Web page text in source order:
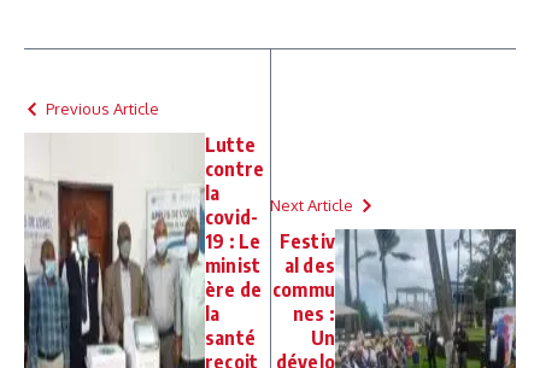
Previous Article
Lutte
contre
la
covid-
19 : Le
minist
ère de
la
santé
reçoit
Next Article
Festiv
al des
commu
nes :
Un
dévelo